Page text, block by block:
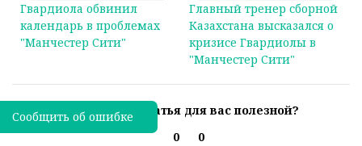
Гвардиола обвинил
календарь в проблемах
"Манчестер Сити"
Главный тренер сборной
Казахстана высказался о
кризисе Гвардиолы в
"Манчестер Сити"
Была ли эта статья для вас полезной?
0
0
Сообщить об ошибке